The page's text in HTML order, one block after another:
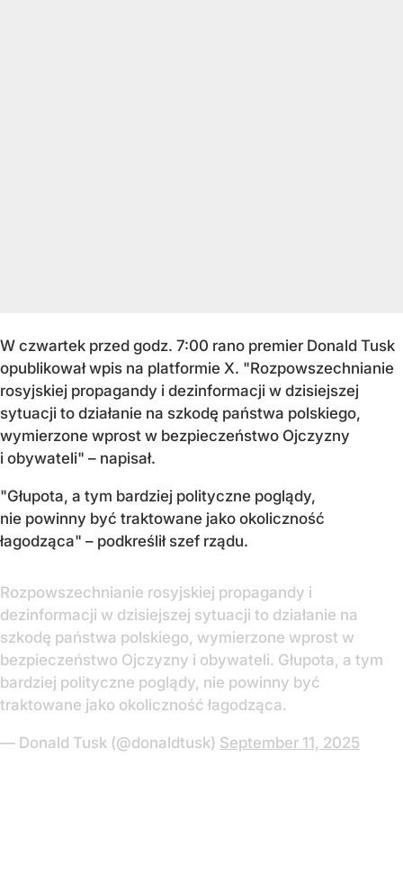
W czwartek przed godz. 7:00 rano premier Donald Tusk
opublikował wpis na platformie X. "Rozpowszechnianie
rosyjskiej propagandy i dezinformacji w dzisiejszej
sytuacji to działanie na szkodę państwa polskiego,
wymierzone wprost w bezpieczeństwo Ojczyzny
i obywateli" – napisał.
"Głupota, a tym bardziej polityczne poglądy,
nie powinny być traktowane jako okoliczność
łagodząca" – podkreślił szef rządu.
Rozpowszechnianie rosyjskiej propagandy i
dezinformacji w dzisiejszej sytuacji to działanie na
szkodę państwa polskiego, wymierzone wprost w
bezpieczeństwo Ojczyzny i obywateli. Głupota, a tym
bardziej polityczne poglądy, nie powinny być
traktowane jako okoliczność łagodząca.
— Donald Tusk (@donaldtusk) September 11, 2025